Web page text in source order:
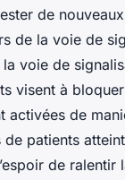
de
de la voie de
voie de
visent à
activées de
patients
de ralentir